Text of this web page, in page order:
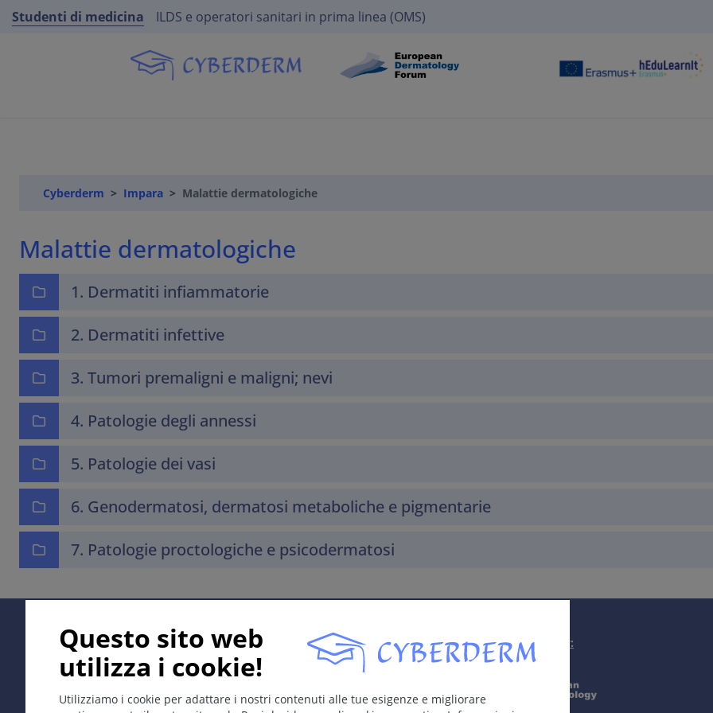
Studenti di medicina ILDS e operatori sanitari in prima linea (OMS)
Cyberderm Impara Malattie dermatologiche
Malattie dermatologiche
1. Dermatiti infiammatorie
2. Dermatiti infettive
3. Tumori premaligni e maligni; nevi
4. Patologie degli annessi
5. Patologie dei vasi
6. Genodermatosi, dermatosi metaboliche e pigmentarie
7. Patologie proctologiche e psicodermatosi
Questo sito web
utilizza i cookie!
Utilizziamo i cookie per adattare i nostri contenuti alle tue esigenze e migliorare
Supported by: